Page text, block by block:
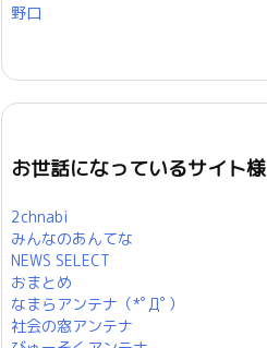
野口
お世話になっているサイト様
2chnabi
みんなのあんてな
NEWS SELECT
おまとめ
なまらアンテナ（*ﾟДﾟ）
社会の窓アンテナ